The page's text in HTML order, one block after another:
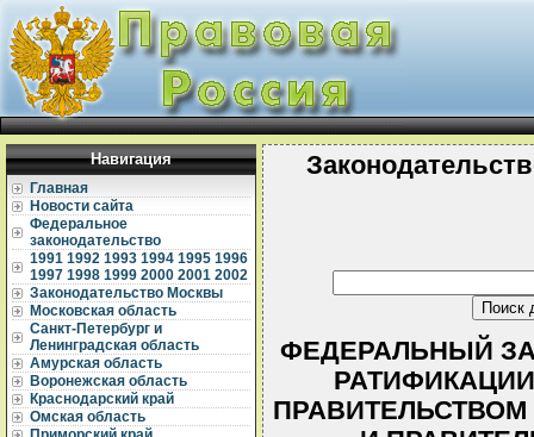
Навигация
Главная
Новости сайта
Федеральное
законодательство
1991 1992 1993 1994 1995 1996
1997 1998 1999 2000 2001 2002
Законодательство Москвы
Московская область
Санкт-Петербург и
Ленинградская область
Амурская область
Воронежская область
Краснодарский край
Омская область
ФЕДЕРАЛЬНЫЙ